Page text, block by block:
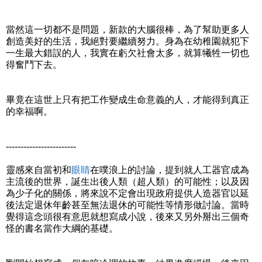
當然這一切都不是問題，新款的大腦很棒，為了幫助更多人
創造美好的生活，我絕對要繼續努力。身為在幼稚園就犯下
一生最大錯誤的人，我實在虧欠社會太多，就算犧牲一切也
得奮鬥下去。
畢竟在這世上只有把工作變成生命意義的人，才能得到真正
的幸福啊。
------------------------
靈感來自當初和眼睛在噗浪上的討論，提到就人工器官成為
主流後的世界，誕生出後人類（超人類）的可能性；以及因
為少子化的關係，將來說不定會出現政府提供人造器官以延
後法定退休年齡甚至無法退休的可能性等情形做討論。當時
覺得這念頭很有意思就想寫成小說，後來又另外掰出三個奇
怪的書名當作大綱的基礎。